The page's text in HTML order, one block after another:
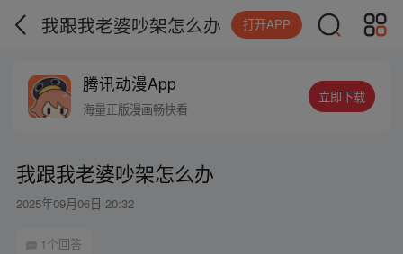
我跟我老婆吵架怎么办 打开APP
腾讯动漫App
海量正版漫画畅快看
立即下载
我跟我老婆吵架怎么办
2025年09月06日 20:32
1个回答